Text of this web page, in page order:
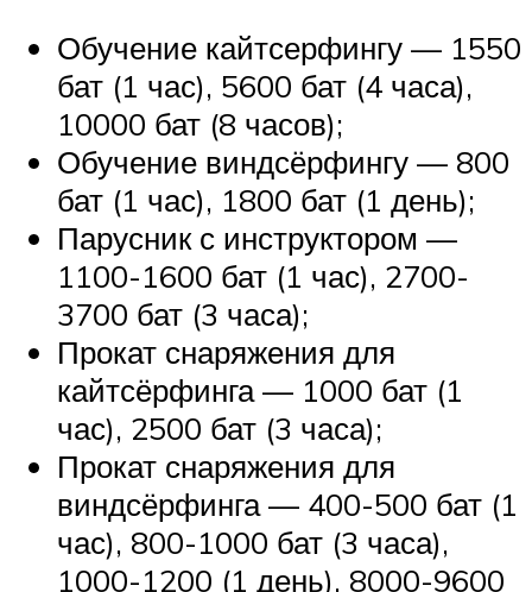
Обучение кайтсерфингу — 1550
бат (1 час), 5600 бат (4 часа),
10000 бат (8 часов);
Обучение виндсёрфингу — 800
бат (1 час), 1800 бат (1 день);
Парусник с инструктором —
1100-1600 бат (1 час), 2700-
3700 бат (3 часа);
Прокат снаряжения для
кайтсёрфинга — 1000 бат (1
час), 2500 бат (3 часа);
Прокат снаряжения для
виндсёрфинга — 400-500 бат (1
час), 800-1000 бат (3 часа),
1000-1200 (1 день), 8000-9600